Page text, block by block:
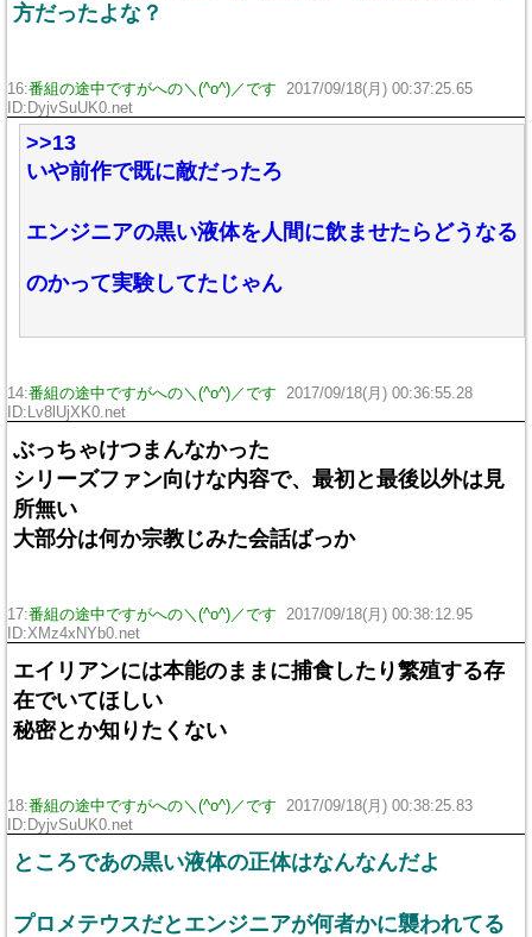
方だったよな？
16:番組の途中ですがへの＼(^o^)／です
2017/09/18(月) 00:37:25.65
ID:DyjvSuUK0.net
>>13
いや前作で既に敵だったろ
エンジニアの黒い液体を人間に飲ませたらどうなる
のかって実験してたじゃん
14:番組の途中ですがへの＼(^o^)／です
2017/09/18(月) 00:36:55.28
ID:Lv8lUjXK0.net
ぶっちゃけつまんなかった
シリーズファン向けな内容で、最初と最後以外は見
所無い
大部分は何か宗教じみた会話ばっか
17:番組の途中ですがへの＼(^o^)／です
2017/09/18(月) 00:38:12.95
ID:XMz4xNYb0.net
エイリアンには本能のままに捕食したり繁殖する存
在でいてほしい
秘密とか知りたくない
18:番組の途中ですがへの＼(^o^)／です
2017/09/18(月) 00:38:25.83
ID:DyjvSuUK0.net
ところであの黒い液体の正体はなんなんだよ
プロメテウスだとエンジニアが何者かに襲われてる